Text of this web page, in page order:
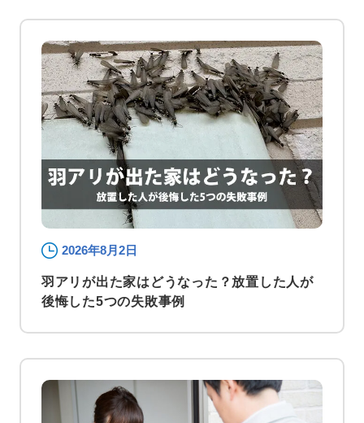
2026年8月2日
羽アリが出た家はどうなった？放置した人が
後悔した5つの失敗事例